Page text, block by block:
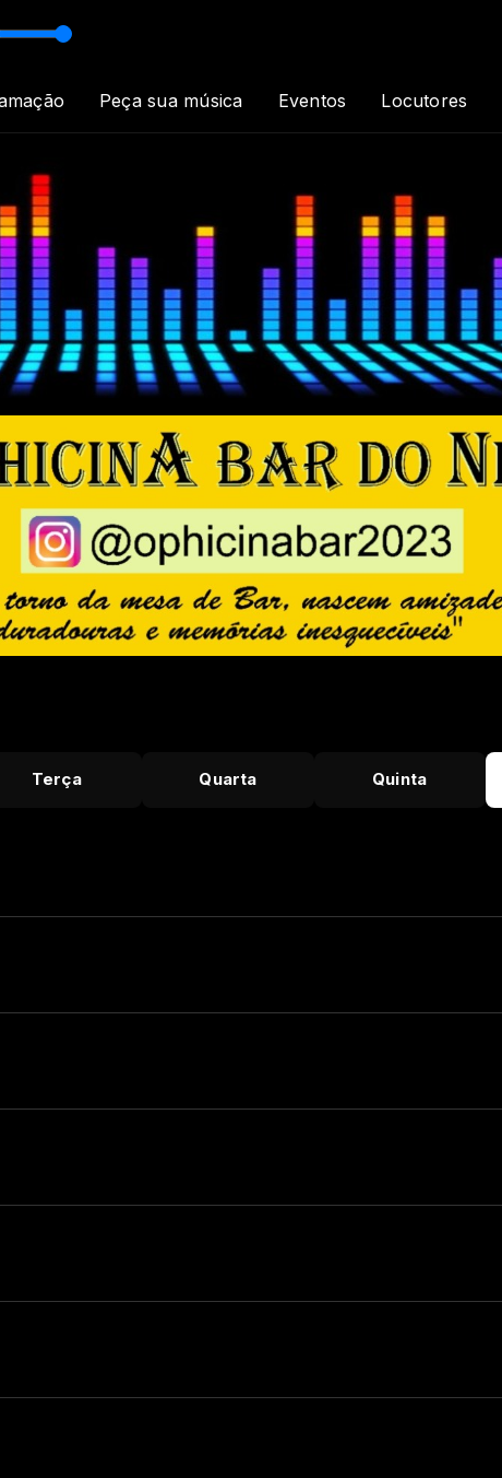
Peça sua música Eventos Locutores
Terça Quarta Quinta